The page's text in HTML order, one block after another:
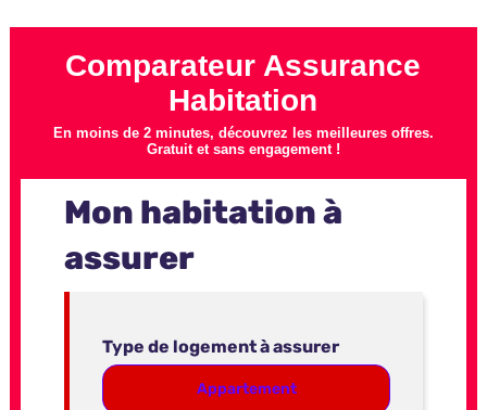
Comparateur Assurance
Habitation
En moins de 2 minutes, découvrez les meilleures offres.
Gratuit et sans engagement !